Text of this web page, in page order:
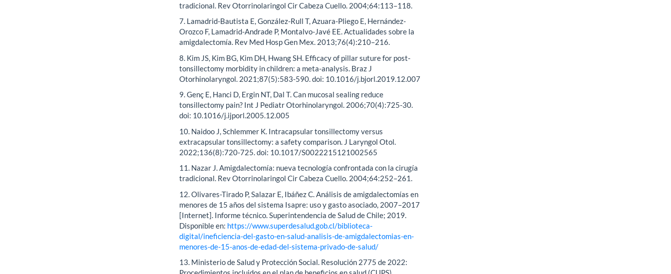
tradicional. Rev Otorrinolaringol Cir Cabeza Cuello. 2004;64:113–118.
7. Lamadrid-Bautista E, González-Rull T, Azuara-Pliego E, Hernández-
Orozco F, Lamadrid-Andrade P, Montalvo-Javé EE. Actualidades sobre la
amigdalectomía. Rev Med Hosp Gen Mex. 2013;76(4):210–216.
8. Kim JS, Kim BG, Kim DH, Hwang SH. Efficacy of pillar suture for post-
tonsillectomy morbidity in children: a meta-analysis. Braz J
Otorhinolaryngol. 2021;87(5):583-590. doi: 10.1016/j.bjorl.2019.12.007
9. Genç E, Hanci D, Ergin NT, Dal T. Can mucosal sealing reduce
tonsillectomy pain? Int J Pediatr Otorhinolaryngol. 2006;70(4):725-30.
doi: 10.1016/j.ijporl.2005.12.005
10. Naidoo J, Schlemmer K. Intracapsular tonsillectomy versus
extracapsular tonsillectomy: a safety comparison. J Laryngol Otol.
2022;136(8):720-725. doi: 10.1017/S0022215121002565
11. Nazar J. Amigdalectomía: nueva tecnología confrontada con la cirugía
tradicional. Rev Otorrinolaringol Cir Cabeza Cuello. 2004;64:252–261.
12. Olivares-Tirado P, Salazar E, Ibáñez C. Análisis de amigdalectomías en
menores de 15 años del sistema Isapre: uso y gasto asociado, 2007–2017
[Internet]. Informe técnico. Superintendencia de Salud de Chile; 2019.
Disponible en: https://www.superdesalud.gob.cl/biblioteca-
digital/ineficiencia-del-gasto-en-salud-analisis-de-amigdalectomias-en-
menores-de-15-anos-de-edad-del-sistema-privado-de-salud/
13. Ministerio de Salud y Protección Social. Resolución 2775 de 2022: